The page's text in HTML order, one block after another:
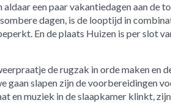
aldaar een paar vakantiedagen aan de
dagen, is de looptijd in
En de plaats Huizen is per slot
de rugzak in orde maken en
gaan slapen zijn de voorbereidingen
en muziek in de slaapkamer klinkt,